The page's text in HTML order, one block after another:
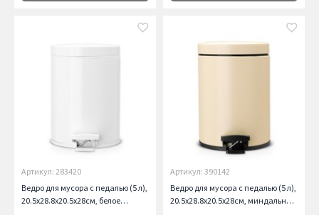
Артикул: 283420
Ведро для мусора с педалью (5 л),
20.5х28.8х20.5х28см, белое
Артикул: 390142
Ведро для мусора с педалью (5 л),
20.5х28.8х20.5х28см, миндальное